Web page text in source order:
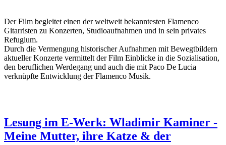
Der Film begleitet einen der weltweit bekanntesten Flamenco
Gitarristen zu Konzerten, Studioaufnahmen und in sein privates
Refugium.
Durch die Vermengung historischer Aufnahmen mit Bewegtbildern
aktueller Konzerte vermittelt der Film Einblicke in die Sozialisation,
den beruflichen Werdegang und auch die mit Paco De Lucia
verknüpfte Entwicklung der Flamenco Musik.
Lesung im E-Werk: Wladimir Kaminer -
Meine Mutter, ihre Katze & der